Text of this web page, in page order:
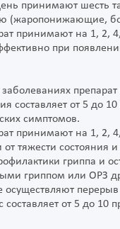
принимают шесть
(жаропонижающие,
принимают на 1, 2,
при
составляет от 5 до
симптомов.
принимают на 1, 2,
тяжести
гриппа и
гриппом или ОРЗ
осуществляют
от 5 до 10